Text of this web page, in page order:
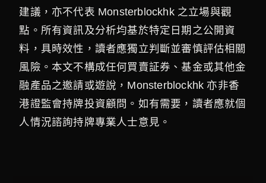
建議，亦不代表 Monsterblockhk 之立場與觀
點。所有資訊及分析均基於特定日期之公開資
料，具時效性，讀者應獨立判斷並審慎評估相關
風險。本文不構成任何買賣証券、基金或其他金
融產品之邀請或遊說，Monsterblockhk 亦非香
港證監會持牌投資顧問。如有需要，讀者應就個
人情況諮詢持牌專業人士意見。